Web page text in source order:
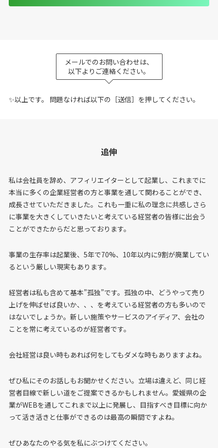
メールでのお問い合わせは、
以下よりご連絡ください。
✨以上です。 問題なければ以下の［送信］を押してください。
追伸
私は会社員を辞め、アフィリエイターとして起業し、これまでに
本当に多くの企業経営者の方と事業を通して関わることができ、
成長させていただきました。これも一重に私の理念に共感しさら
に事業を大きくしていきたいと考えている経営者の皆様に出会う
ことができたからだと思っております。
事業の生存率は起業後、5年で70%、10年以内に9割が廃業してい
るという厳しい現実もあります。
経営者は私も含めて基本”孤独”です。孤独の中、どうやって売り
上げを伸ばせば良いか、、、を考えている経営者の方も多いので
はないでしょうか。新しい施策やサービスのアイディア、会社の
ことを常に考えているのが経営者です。
会社経営は良い時もあれば何をしてもダメな時もありますよね。
ぜひ私にそのお話しもお聞かせください。立場は違えど、同じ経
営者目線で新しい道をご提案できるかもしれません。愛媛県の企
業がWEBを通してこれまで以上に発展し、目指すべき目標に向か
って活き活きと仕事ができるのは最高の瞬間ですよね。
ぜひあなたのやる気を私にぶつけてください。